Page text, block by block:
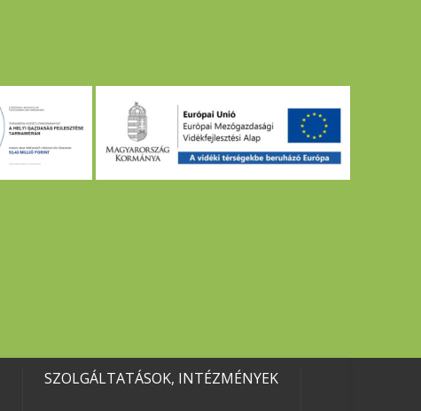
SZOLGÁLTATÁSOK, INTÉZMÉNYEK